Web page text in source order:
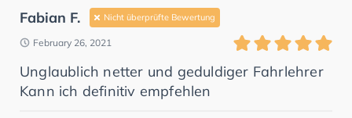
Fabian F. Nicht überprüfte Bewertung
February 26, 2021
Unglaublich netter und geduldiger Fahrlehrer
Kann ich definitiv empfehlen